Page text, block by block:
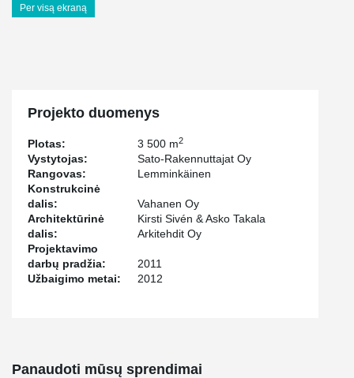
Per visą ekraną
Projekto duomenys
Plotas: 3 500 m2
Vystytojas:
Sato-Rakennuttajat Oy
Rangovas:
Lemminkäinen
Konstrukcinė
dalis:
Vahanen Oy
Architektūrinė
dalis:
Kirsti Sivén & Asko Takala
Arkitehdit Oy
Projektavimo
darbų pradžia:
2011
Užbaigimo metai:
2012
Panaudoti mūsų sprendimai